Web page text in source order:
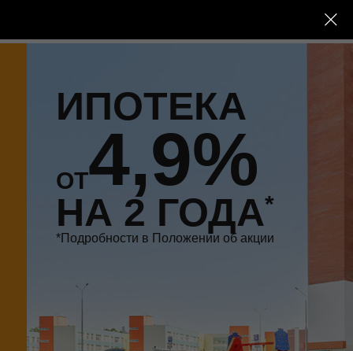
ИПОТЕКА
ОТ4,9%
НА 2 ГОДА*
*Подробности в Положении об акции